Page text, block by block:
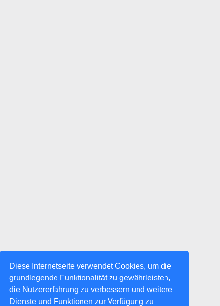
Diese Internetseite verwendet Cookies, um die
grundlegende Funktionalität zu gewährleisten,
die Nutzererfahrung zu verbessern und weitere
Dienste und Funktionen zur Verfügung zu